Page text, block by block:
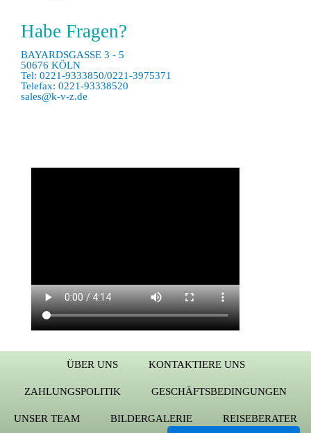
Habe Fragen?
BAYARDSGASSE 3 - 5
50676 KÖLN
Tel: 0221-9333850/0221-3975371
Telefax: 0221-93338520
sales@k-v-z.de
ÜBER UNS KONTAKTIERE UNS
ZAHLUNGSPOLITIK GESCHÄFTSBEDINGUNGEN
UNSER TEAM BILDERGALERIE
REISEBERATER